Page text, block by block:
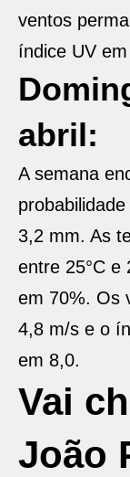
ventos
índice UV
abril:
A semana
3,2 mm. As
entre 25°C e
em 70%. Os
4,8 m/s e o
em 8,0.
Vai
João